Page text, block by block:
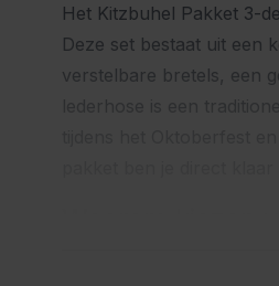
Het Kitzbuhel Pakket 3-
Deze set bestaat uit een
verstelbare bretels, een
Waarom kiezen